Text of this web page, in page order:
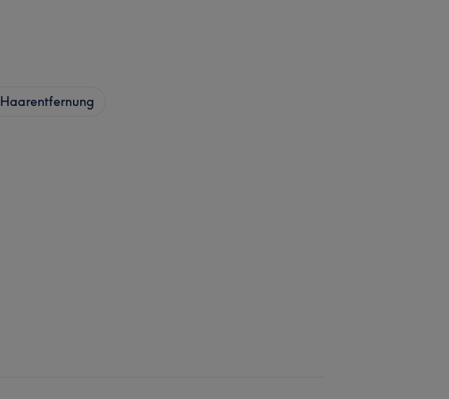
Haarentfernung